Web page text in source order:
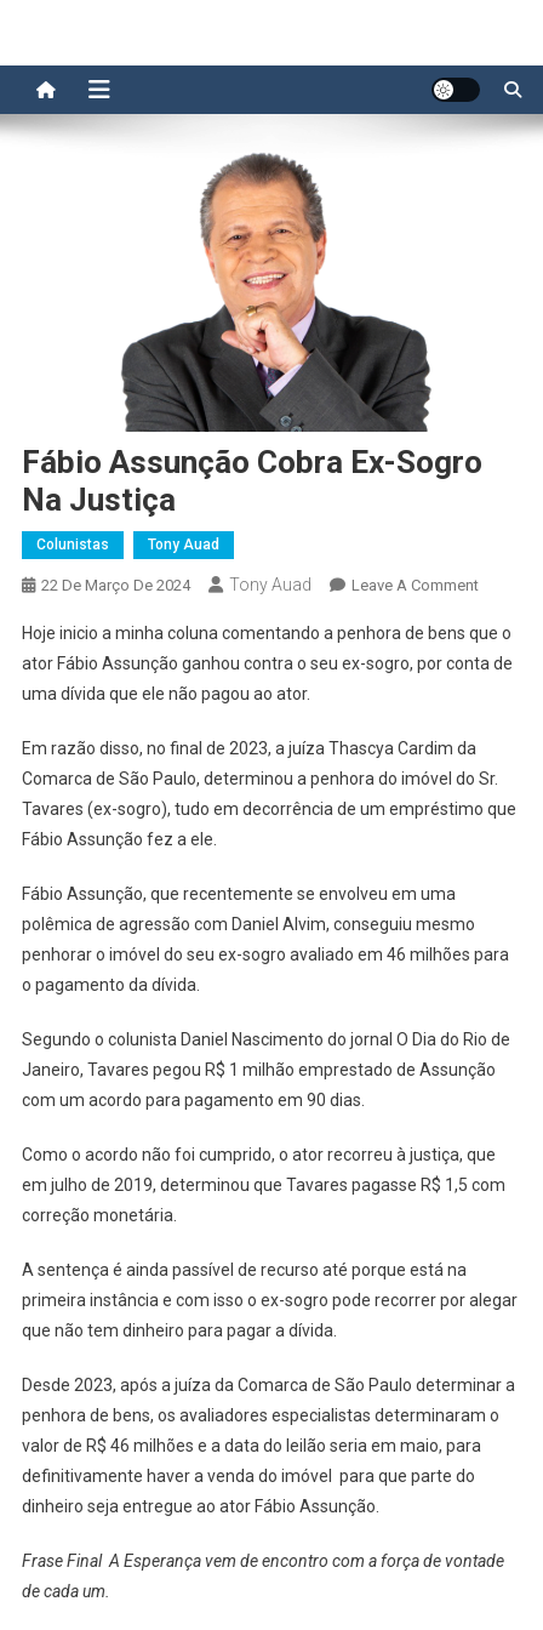
Fábio Assunção Cobra Ex-Sogro
Na Justiça
Colunistas Tony Auad
22 De Março De 2024 Tony Auad Leave A CommentOn
Cobra
Justiça
Hoje inicio a minha coluna comentando a penhora de bens que o
ator Fábio Assunção ganhou contra o seu ex-sogro, por conta de
uma dívida que ele não pagou ao ator.
Em razão disso, no final de 2023, a juíza Thascya Cardim da
Comarca de São Paulo, determinou a penhora do imóvel do Sr.
Tavares (ex-sogro), tudo em decorrência de um empréstimo que
Fábio Assunção fez a ele.
Fábio Assunção, que recentemente se envolveu em uma
polêmica de agressão com Daniel Alvim, conseguiu mesmo
penhorar o imóvel do seu ex-sogro avaliado em 46 milhões para
o pagamento da dívida.
Segundo o colunista Daniel Nascimento do jornal O Dia do Rio de
Janeiro, Tavares pegou R$ 1 milhão emprestado de Assunção
com um acordo para pagamento em 90 dias.
Como o acordo não foi cumprido, o ator recorreu à justiça, que
em julho de 2019, determinou que Tavares pagasse R$ 1,5 com
correção monetária.
A sentença é ainda passível de recurso até porque está na
primeira instância e com isso o ex-sogro pode recorrer por alegar
que não tem dinheiro para pagar a dívida.
Desde 2023, após a juíza da Comarca de São Paulo determinar a
penhora de bens, os avaliadores especialistas determinaram o
valor de R$ 46 milhões e a data do leilão seria em maio, para
definitivamente haver a venda do imóvel para que parte do
dinheiro seja entregue ao ator Fábio Assunção.
Frase Final A Esperança vem de encontro com a força de vontade
de cada um.